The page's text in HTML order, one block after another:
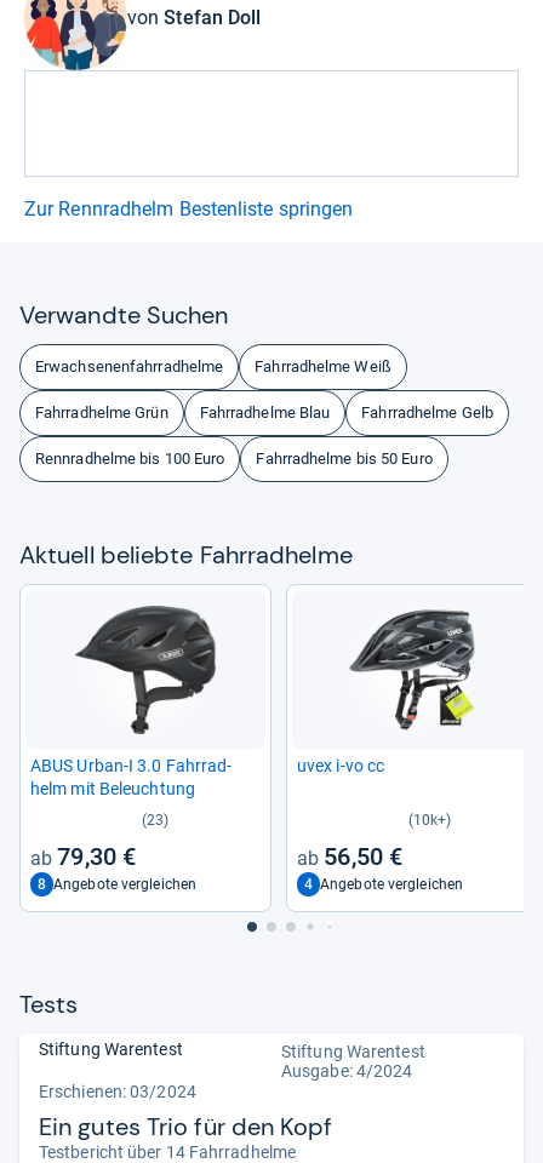
vonStefan Doll
Zur Rennradhelm Bestenliste springen
Ver­wandte Suchen
Erwachsenenfahrradhelme Fahrradhelme Weiß
Fahrradhelme Grün Fahrradhelme Blau Fahrradhelme Gelb
Rennradhelme bis 100 Euro Fahrradhelme bis 50 Euro
Aktu­ell beliebte Fahr­rad­helme
ABUS Urban-​I 3.0 Fahr­rad­
helm mit Beleuch­tung
(23)
79,30 €
8 Angebote vergleichen
uvex i-​vo cc
(10k+)
56,50 €
4 Angebote vergleichen
Tests
Stiftung Warentest
Stiftung Warentest
Ausgabe: 4/2024
Erschienen: 03/2024
Ein gutes Trio für den Kopf
Testbericht über 14 Fahrradhelme